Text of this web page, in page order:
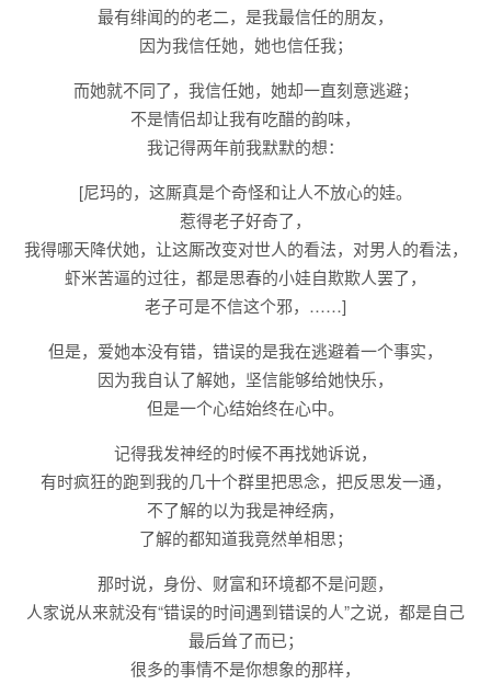
最有绯闻的的老二，是我最信任的朋友，
因为我信任她，她也信任我；
而她就不同了，我信任她，她却一直刻意逃避；
不是情侣却让我有吃醋的韵味，
我记得两年前我默默的想：
[尼玛的，这厮真是个奇怪和让人不放心的娃。
惹得老子好奇了，
我得哪天降伏她，让这厮改变对世人的看法，对男人的看法，
虾米苦逼的过往，都是思春的小娃自欺欺人罢了，
老子可是不信这个邪，……]
但是，爱她本没有错，错误的是我在逃避着一个事实，
因为我自认了解她，坚信能够给她快乐，
但是一个心结始终在心中。
记得我发神经的时候不再找她诉说，
有时疯狂的跑到我的几十个群里把思念，把反思发一通，
不了解的以为我是神经病，
了解的都知道我竟然单相思；
那时说，身份、财富和环境都不是问题，
人家说从来就没有“错误的时间遇到错误的人”之说，都是自己
最后耸了而已；
很多的事情不是你想象的那样，